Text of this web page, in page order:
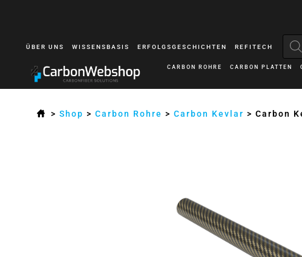
ÜBER UNS WISSENSBASIS ERFOLGSGESCHICHTEN REFITECH
search
CARBON ROHRE CARBON PLATTEN
>Shop >Carbon Rohre >Carbon Kevlar >Carbon